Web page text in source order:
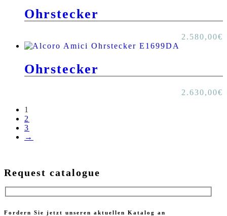
Ohrstecker
2.580,00€
Ohrstecker
2.630,00€
1
2
3
→
Request catalogue
Fordern Sie jetzt unseren aktuellen Katalog an